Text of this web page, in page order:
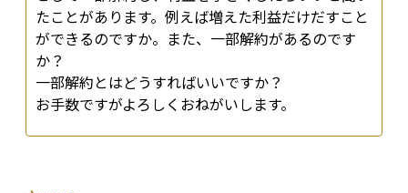
たことがあります。例えば増えた利益だけだすこと
ができるのですか。また、一部解約があるのです
か？
一部解約とはどうすればいいですか？
お手数ですがよろしくおねがいします。